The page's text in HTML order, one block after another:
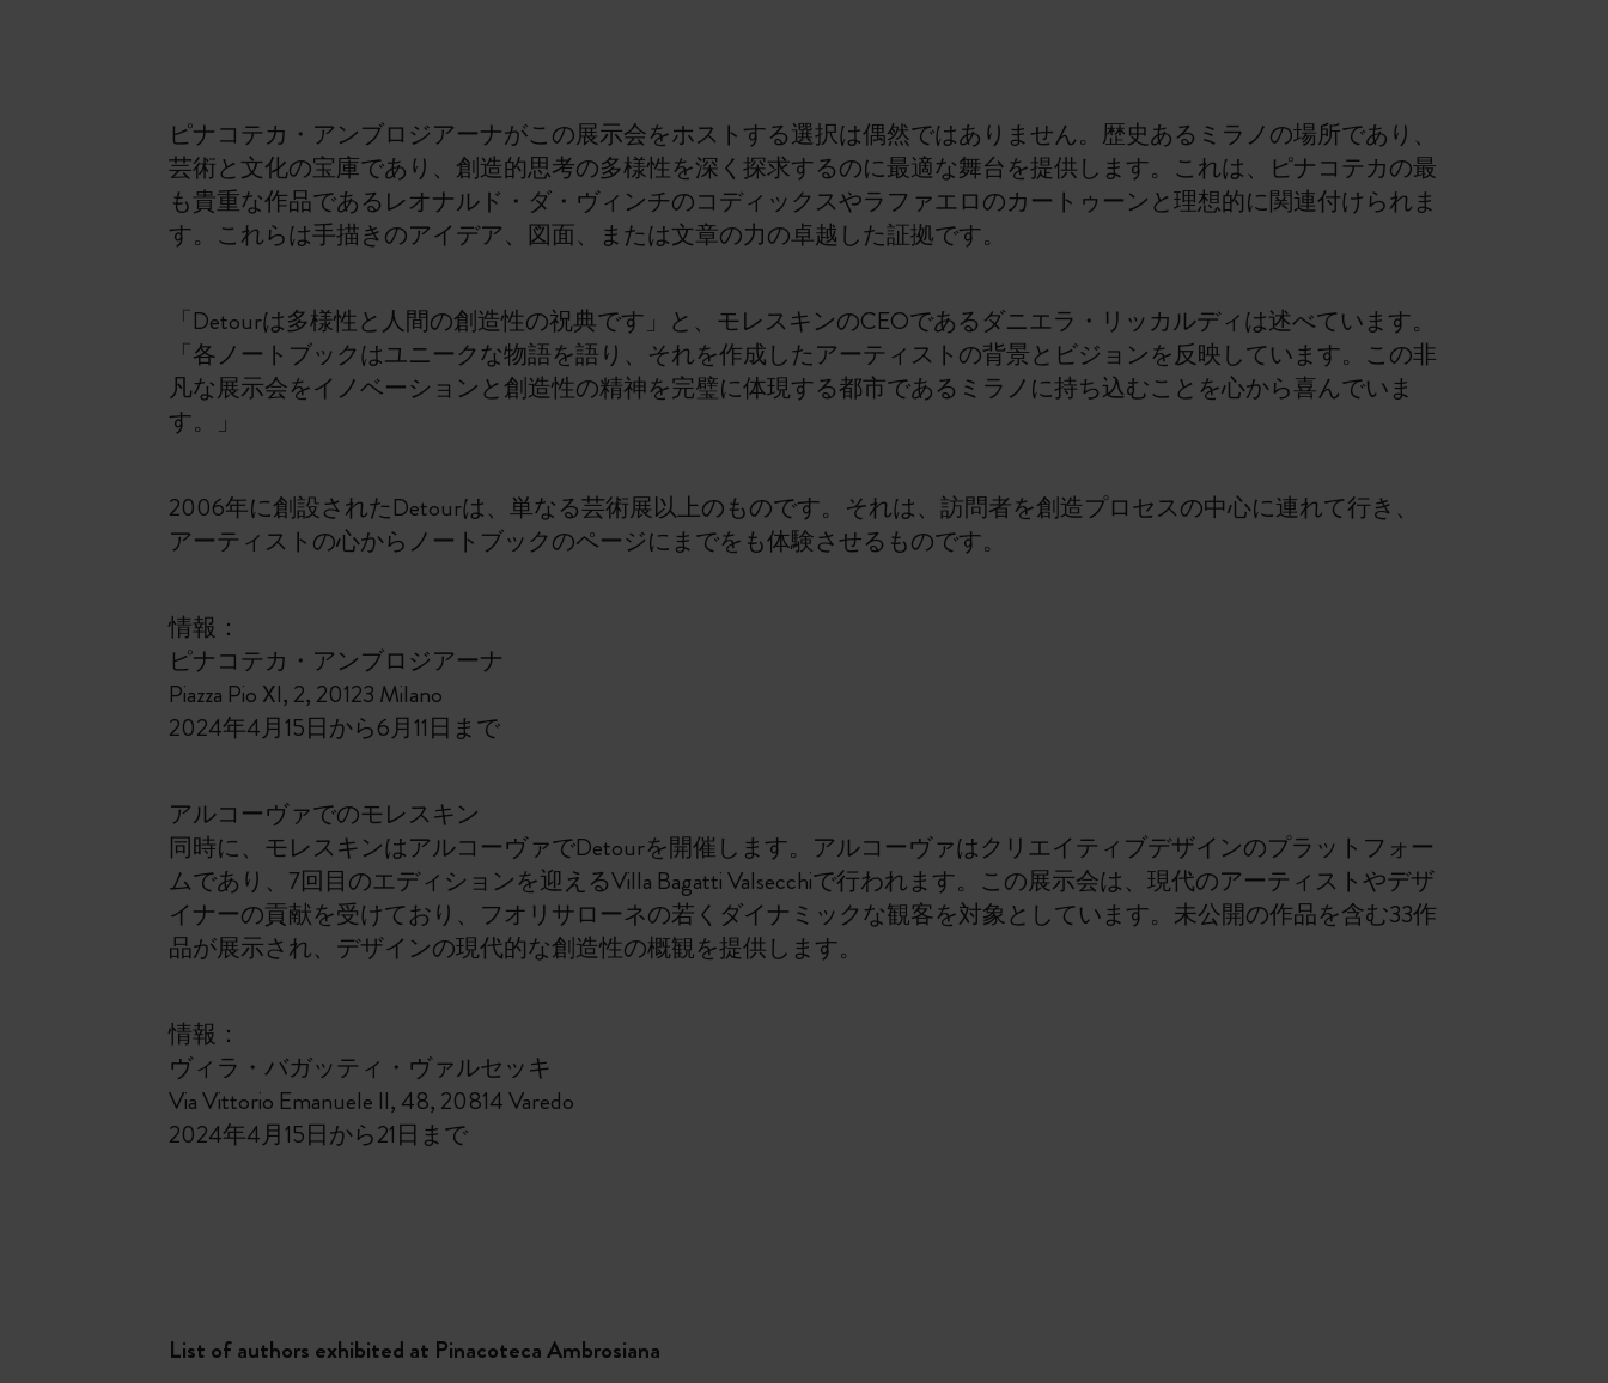
ピナコテカ・アンブロジアーナがこの展示会をホストする選択は偶然ではありません。歴史あるミラノの場所であり、
芸術と文化の宝庫であり、創造的思考の多様性を深く探求するのに最適な舞台を提供します。これは、ピナコテカの最
も貴重な作品であるレオナルド・ダ・ヴィンチのコディックスやラファエロのカートゥーンと理想的に関連付けられま
す。これらは手描きのアイデア、図面、または文章の力の卓越した証拠です。
「Detourは多様性と人間の創造性の祝典です」と、モレスキンのCEOであるダニエラ・リッカルディは述べています。
「各ノートブックはユニークな物語を語り、それを作成したアーティストの背景とビジョンを反映しています。この非
凡な展示会をイノベーションと創造性の精神を完璧に体現する都市であるミラノに持ち込むことを心から喜んでいま
す。」
2006年に創設されたDetourは、単なる芸術展以上のものです。それは、訪問者を創造プロセスの中心に連れて行き、
アーティストの心からノートブックのページにまでをも体験させるものです。
情報：
ピナコテカ・アンブロジアーナ
Piazza Pio XI, 2, 20123 Milano
2024年4月15日から6月11日まで
アルコーヴァでのモレスキン
同時に、モレスキンはアルコーヴァでDetourを開催します。アルコーヴァはクリエイティブデザインのプラットフォー
ムであり、7回目のエディションを迎えるVilla Bagatti Valsecchiで行われます。この展示会は、現代のアーティストやデザ
イナーの貢献を受けており、フオリサローネの若くダイナミックな観客を対象としています。未公開の作品を含む33作
品が展示され、デザインの現代的な創造性の概観を提供します。
情報：
ヴィラ・バガッティ・ヴァルセッキ
Via Vittorio Emanuele II, 48, 20814 Varedo
2024年4月15日から21日まで
List of authors exhibited at Pinacoteca Ambrosiana